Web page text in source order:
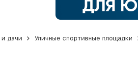
дачи Уличные спортивные площадки